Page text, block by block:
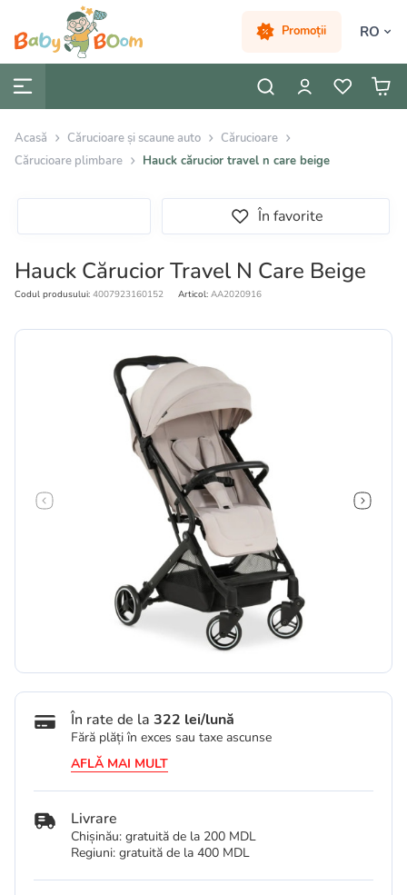
Promoții RO
Acasă Cărucioare și scaune auto
Cărucioare
Cărucioare plimbare
Hauck cărucior travel n care beige
În favorite
Hauck Cărucior Travel N Care Beige
Codul produsului: 4007923160152 Articol: AA2020916
În rate de la 322 lei/lună
Fără plăți în exces sau taxe ascunse
AFLĂ MAI MULT
Livrare
Chișinău: gratuită de la 200 MDL
Regiuni: gratuită de la 400 MDL